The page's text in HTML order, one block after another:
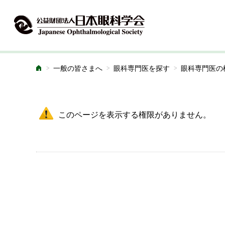
ホーム
> 一般の皆さまへ > 眼科専門医を探す > 眼科専門医の
このページを表示する権限がありません。